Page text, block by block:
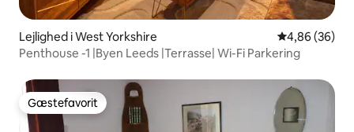
Lejlighed i West Yorkshire 4,86 ud af 5 i
4,86 (36)
Penthouse -1 |Byen Leeds |Terrasse| Wi-Fi Parkering
Gæstefavorit
Gæstefavorit